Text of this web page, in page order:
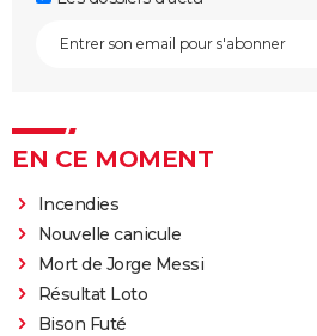
EN CE MOMENT
Incendies
Nouvelle canicule
Mort de Jorge Messi
Résultat Loto
Bison Futé